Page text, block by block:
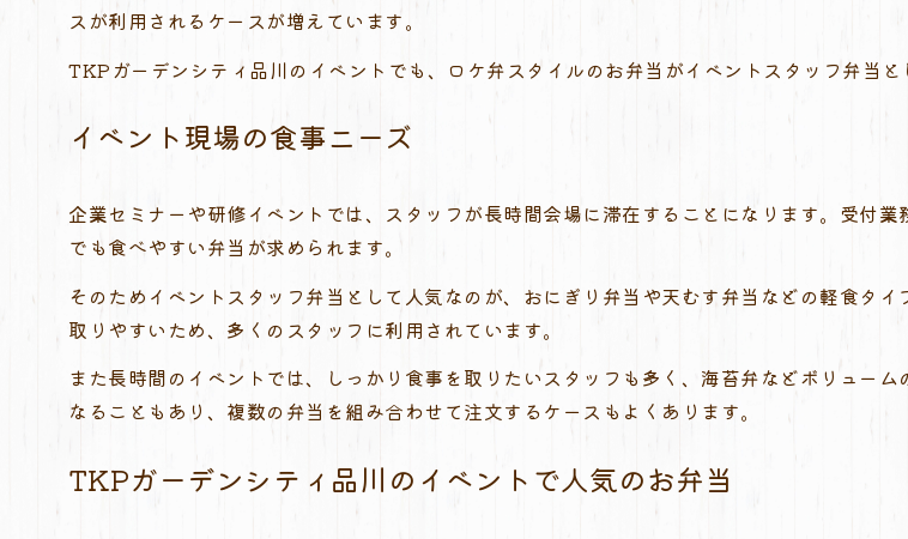
スが利用されるケースが増えています。
TKPガーデンシティ品川のイベントでも、ロケ弁スタイルのお弁当がイベントスタッフ弁当と
イベント現場の食事ニーズ
企業セミナーや研修イベントでは、スタッフが長時間会場に滞在することになります。受付
でも食べやすい弁当が求められます。
そのためイベントスタッフ弁当として人気なのが、おにぎり弁当や天むす弁当などの軽食タ
取りやすいため、多くのスタッフに利用されています。
また長時間のイベントでは、しっかり食事を取りたいスタッフも多く、海苔弁などボリュー
なることもあり、複数の弁当を組み合わせて注文するケースもよくあります。
TKPガーデンシティ品川のイベントで人気のお弁当